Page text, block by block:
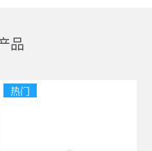
品
热门